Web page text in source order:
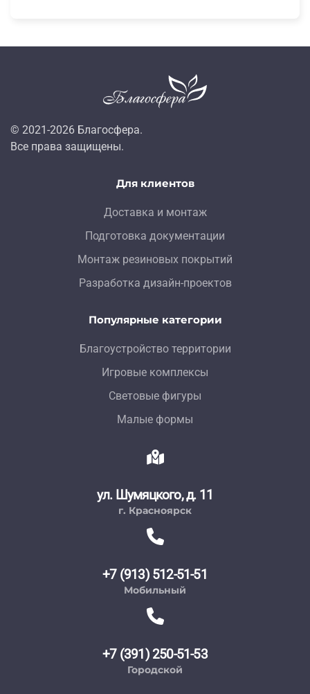
© 2021-2026 Благосфера.
Все права защищены.
Для клиентов
Доставка и монтаж
Подготовка документации
Монтаж резиновых покрытий
Разработка дизайн-проектов
Популярные категории
Благоустройство территории
Игровые комплексы
Световые фигуры
Малые формы
ул. Шумяцкого, д. 11
г. Красноярск
+7 (913) 512-51-51
Мобильный
+7 (391) 250-51-53
Городской